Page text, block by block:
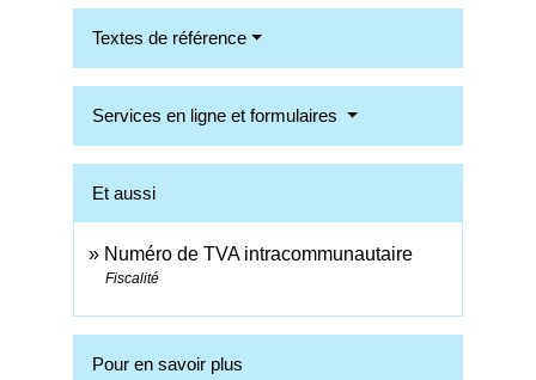
Textes de référence
Services en ligne et formulaires
Et aussi
Numéro de TVA intracommunautaire
Fiscalité
Pour en savoir plus